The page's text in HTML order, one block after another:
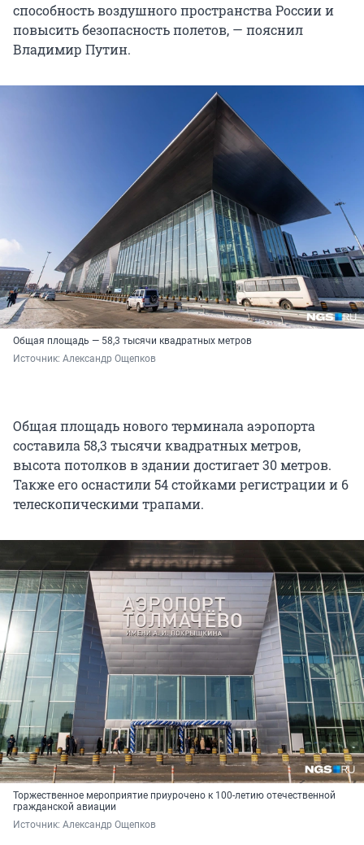
способность воздушного пространства России и
повысить безопасность полетов, — пояснил
Владимир Путин.
Общая площадь — 58,3 тысячи квадратных метров
Источник: Александр Ощепков
Общая площадь нового терминала аэропорта
составила 58,3 тысячи квадратных метров,
высота потолков в здании достигает 30 метров.
Также его оснастили 54 стойками регистрации и 6
телескопическими трапами.
Торжественное мероприятие приурочено к 100-летию отечественной
гражданской авиации
Источник: Александр Ощепков